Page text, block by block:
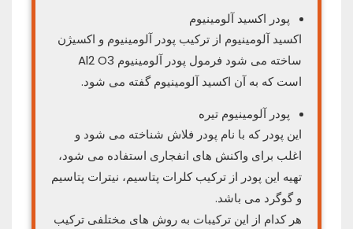
پودر اکسید آلومینیوم
اکسید آلومینیوم از ترکیب پودر آلومینیوم و اکسیژن
ساخته می شود فرمول پودر آلومینیوم Al2 O3
است که به آن اکسید آلومینیوم گفته می شود.
پودر آلومینیوم تیره
این پودر که با نام پودر فلاش شناخته می شود و
اغلب برای واکنش های انفجاری استفاده می شود،
تهیه این پودر از ترکیب کلرات پتاسیم، نیترات پتاسیم
و گوگرد می باشد.
هر کدام از این ترکیبات به روش های مختلفی ترکیب